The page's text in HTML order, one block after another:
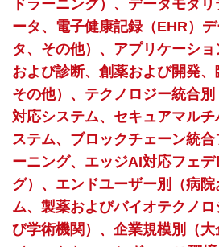
ドラーニング）、データモダ
ータ、電子健康記録（EHR）
タ、その他）、アプリケーシ
および診断、創薬および開発、
その他）、テクノロジー統合
対応システム、セキュアマル
ステム、ブロックチェーン統
ーニング、エッジAI対応フェ
グ）、エンドユーザー別（病
ム、製薬およびバイオテクノ
び学術機関）、企業規模別（